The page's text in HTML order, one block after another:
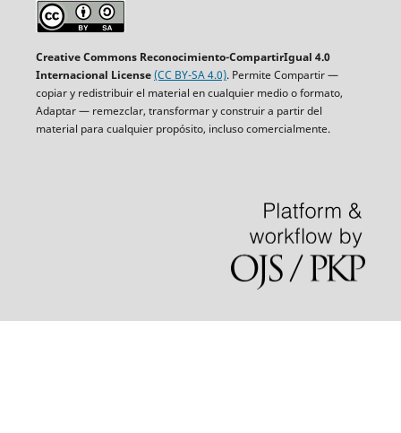
Creative Commons Reconocimiento-CompartirIgual 4.0
Internacional License(CC BY-SA 4.0). Permite Compartir —
copiar y redistribuir el material en cualquier medio o formato,
Adaptar — remezclar, transformar y construir a partir del
material para cualquier propósito, incluso comercialmente.